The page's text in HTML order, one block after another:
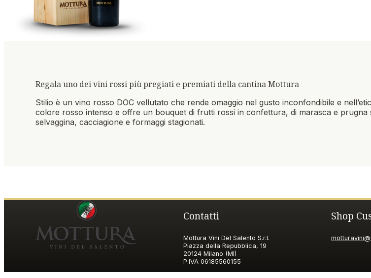
Regala uno dei vini rossi più pregiati e premiati della cantina Mottura
Stilio è un vino rosso DOC vellutato che rende omaggio nel gusto inconfondibile e
colore rosso intenso e offre un bouquet di frutti rossi in confettura, di marasca e
selvaggina, cacciagione e formaggi stagionati.
Contatti
Mottura Vini Del Salento S.r.l.
Piazza della Repubblica, 19
20124 Milano (MI)
P.IVA 06185560155
Shop